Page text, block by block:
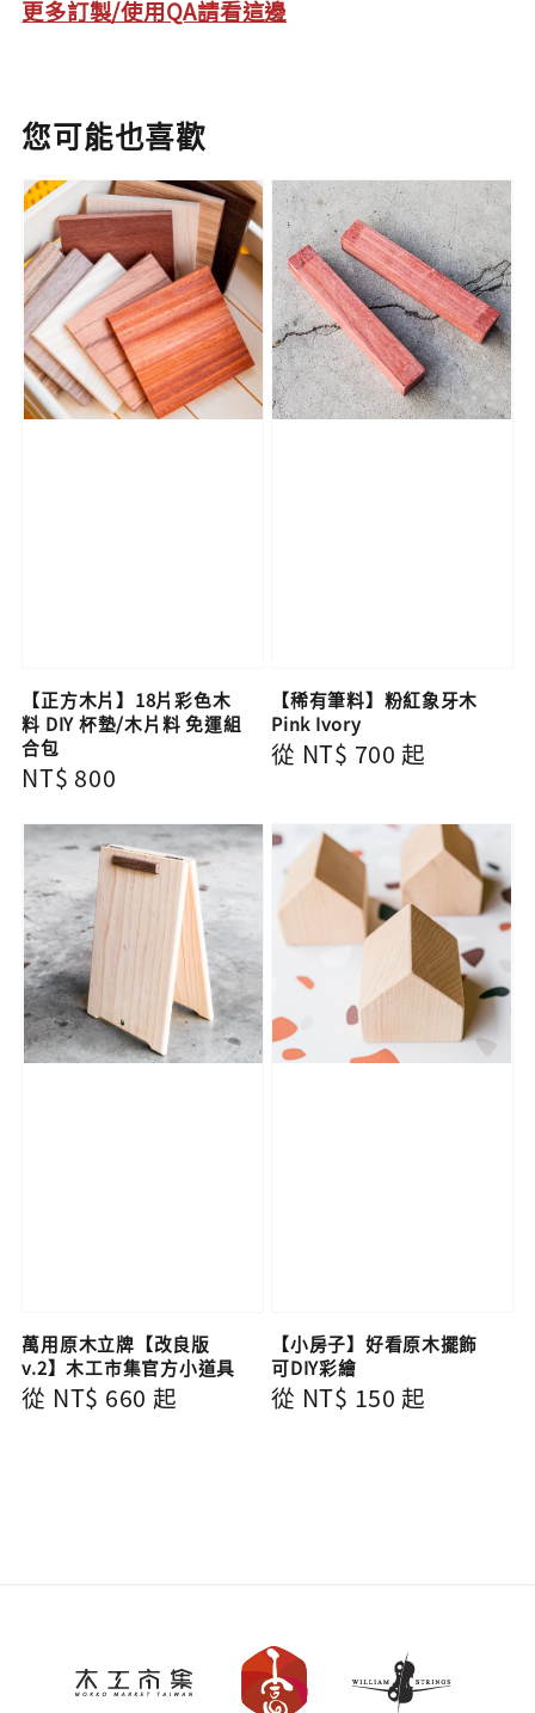
更多訂製/使用QA請看這邊
您可能也喜歡
【正方木片】18片彩色木
料 DIY 杯墊/木片料 免運組
合包
Regular
NT$ 800
【稀有筆料】粉紅象牙木
Pink Ivory
Regular
從 NT$ 700 起
萬用原木立牌【改良版
v.2】木工市集官方小道具
Regular
從 NT$ 660 起
【小房子】好看原木擺飾
可DIY彩繪
Regular
從 NT$ 150 起